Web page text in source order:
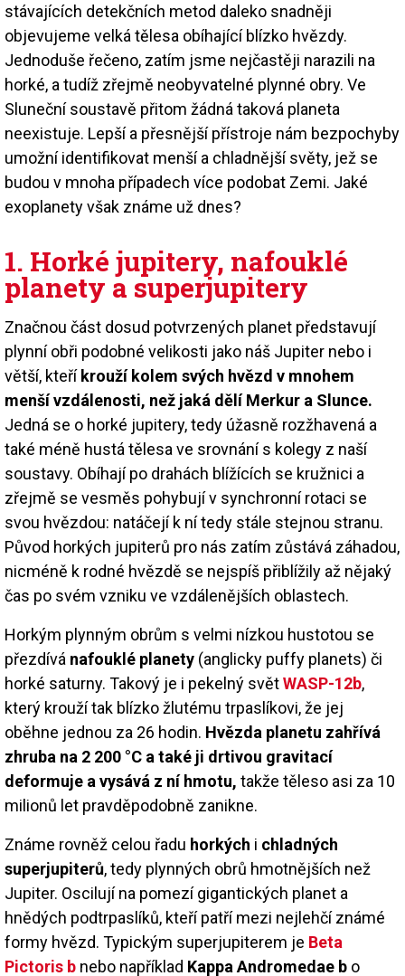
stávajících detekčních metod daleko snadněji
objevujeme velká tělesa obíhající blízko hvězdy.
Jednoduše řečeno, zatím jsme nejčastěji narazili na
horké, a tudíž zřejmě neobyvatelné plynné obry. Ve
Sluneční soustavě přitom žádná taková planeta
neexistuje. Lepší a přesnější přístroje nám bezpochyby
umožní identifikovat menší a chladnější světy, jež se
budou v mnoha případech více podobat Zemi. Jaké
exoplanety však známe už dnes?
1. Horké jupitery, nafouklé
planety a superjupitery
Značnou část dosud potvrzených planet představují
plynní obři podobné velikosti jako náš Jupiter nebo i
větší, kteříkrouží kolem svých hvězd v mnohem
menší vzdálenosti, než jaká dělí Merkur a Slunce.
Jedná se o horké jupitery, tedy úžasně rozžhavená a
také méně hustá tělesa ve srovnání s kolegy z naší
soustavy. Obíhají po drahách blížících se kružnici a
zřejmě se vesměs pohybují v synchronní rotaci se
svou hvězdou: natáčejí k ní tedy stále stejnou stranu.
Původ horkých jupiterů pro nás zatím zůstává záhadou,
nicméně k rodné hvězdě se nejspíš přiblížily až nějaký
čas po svém vzniku ve vzdálenějších oblastech.
Horkým plynným obrům s velmi nízkou hustotou se
přezdívá nafouklé planety (anglicky puffy planets) či
horké saturny. Takový je i pekelný světWASP-12b,
který krouží tak blízko žlutému trpaslíkovi, že jej
oběhne jednou za 26 hodin. Hvězda planetu zahřívá
zhruba na 2 200 °C a také ji drtivou gravitací
deformuje a vysává z ní hmotu, takže těleso asi za 10
milionů let pravděpodobně zanikne.
Známe rovněž celou řadu horkých i chladných
superjupiterů, tedy plynných obrů hmotnějších než
Jupiter. Oscilují na pomezí gigantických planet a
hnědých podtrpaslíků, kteří patří mezi nejlehčí známé
formy hvězd. Typickým superjupiterem je Beta
Pictoris b nebo například Kappa Andromedae b o